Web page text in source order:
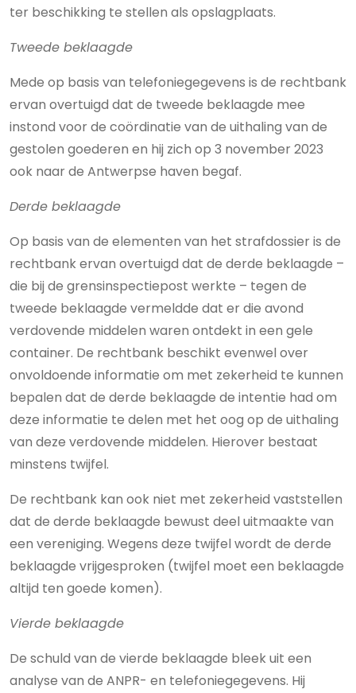
ter beschikking te stellen als opslagplaats.
Tweede beklaagde
Mede op basis van telefoniegegevens is de rechtbank
ervan overtuigd dat de tweede beklaagde mee
instond voor de coördinatie van de uithaling van de
gestolen goederen en hij zich op 3 november 2023
ook naar de Antwerpse haven begaf.
Derde beklaagde
Op basis van de elementen van het strafdossier is de
rechtbank ervan overtuigd dat de derde beklaagde –
die bij de grensinspectiepost werkte – tegen de
tweede beklaagde vermeldde dat er die avond
verdovende middelen waren ontdekt in een gele
container. De rechtbank beschikt evenwel over
onvoldoende informatie om met zekerheid te kunnen
bepalen dat de derde beklaagde de intentie had om
deze informatie te delen met het oog op de uithaling
van deze verdovende middelen. Hierover bestaat
minstens twijfel.
De rechtbank kan ook niet met zekerheid vaststellen
dat de derde beklaagde bewust deel uitmaakte van
een vereniging. Wegens deze twijfel wordt de derde
beklaagde vrijgesproken (twijfel moet een beklaagde
altijd ten goede komen).
Vierde beklaagde
De schuld van de vierde beklaagde bleek uit een
analyse van de ANPR- en telefoniegegevens. Hij